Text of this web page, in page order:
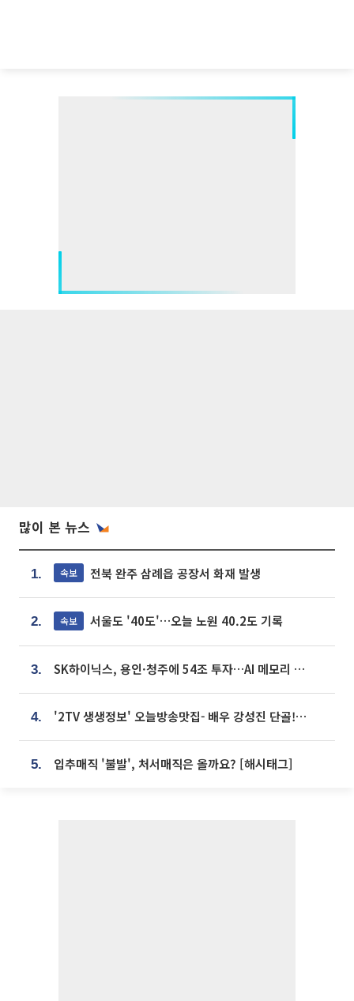
많이 본 뉴스
1. 속보 전북 완주 삼례읍 공장서 화재 발생
2. 속보 서울도 '40도'…오늘 노원 40.2도 기록
3. SK하이닉스, 용인·청주에 54조 투자…AI 메모리 생산기지 키운다
4. '2TV 생생정보' 오늘방송맛집- 배우 강성진 단골! 쌀국수ㆍ푸팟퐁 커리 맛집 '블○○○'
5. 입추매직 '불발', 처서매직은 올까요? [해시태그]